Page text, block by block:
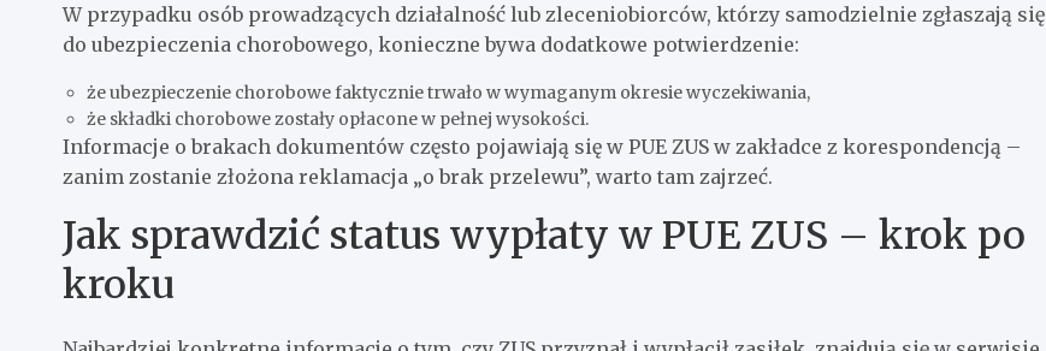
W przypadku osób prowadzących działalność lub zleceniobiorców, którzy samodzielnie zgłaszają się
do ubezpieczenia chorobowego, konieczne bywa dodatkowe potwierdzenie:
że ubezpieczenie chorobowe faktycznie trwało w wymaganym okresie wyczekiwania,
że składki chorobowe zostały opłacone w pełnej wysokości.
Informacje o brakach dokumentów często pojawiają się w PUE ZUS w zakładce z korespondencją –
zanim zostanie złożona reklamacja „o brak przelewu”, warto tam zajrzeć.
Jak sprawdzić status wypłaty w PUE ZUS – krok po
kroku